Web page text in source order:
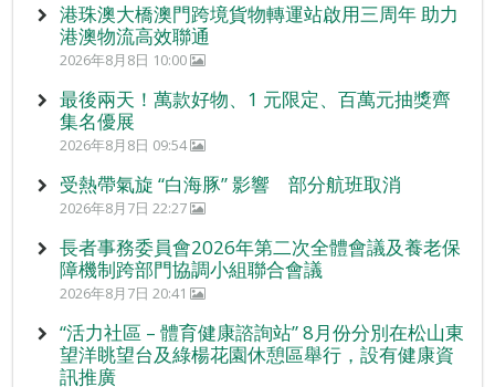
港珠澳大橋澳門跨境貨物轉運站啟用三周年 助力
港澳物流高效聯通
2026年8月8日 10:00
最後兩天！萬款好物、1 元限定、百萬元抽獎齊
集名優展
2026年8月8日 09:54
受熱帶氣旋 “白海豚” 影響 部分航班取消
2026年8月7日 22:27
長者事務委員會2026年第二次全體會議及養老保
障機制跨部門協調小組聯合會議
2026年8月7日 20:41
“活力社區 – 體育健康諮詢站” 8月份分別在松山東
望洋眺望台及綠楊花園休憩區舉行，設有健康資
訊推廣